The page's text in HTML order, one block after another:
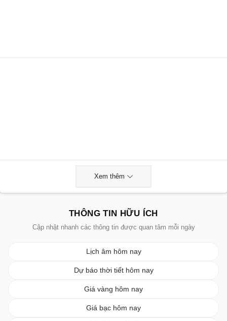
Xem thêm
THÔNG TIN HỮU ÍCH
Cập nhật nhanh các thông tin được quan tâm mỗi ngày
Lịch âm hôm nay
Dự báo thời tiết hôm nay
Giá vàng hôm nay
Giá bạc hôm nay